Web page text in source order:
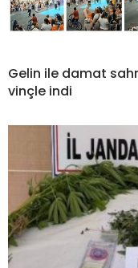
Gelin ile damat
vinçle indi